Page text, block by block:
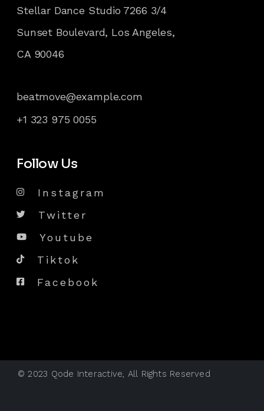
Stellar Dance Studio 7266 3/4
Sunset Boulevard, Los Angeles,
CA 90046
beatmove@example.com
+1 323 975 0055
Follow Us
Instagram
Twitter
Youtube
Tiktok
Facebook
© 2023 Qode Interactive, All Rights Reserved